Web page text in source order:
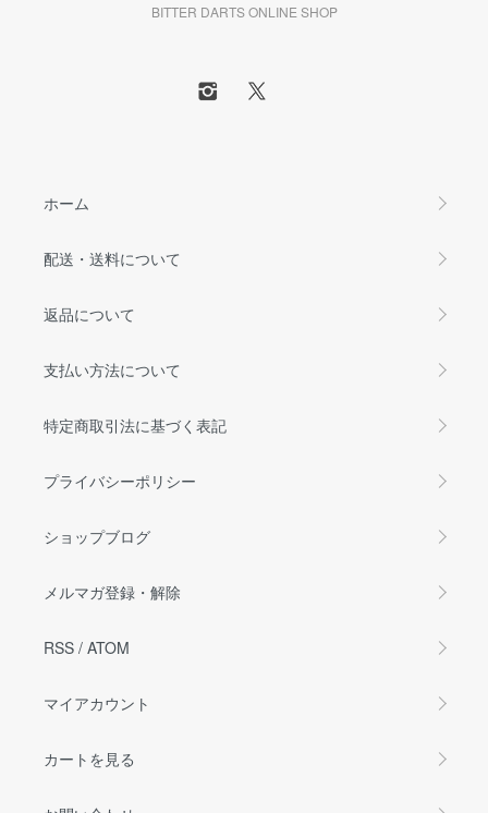
BITTER DARTS ONLINE SHOP
ホーム
配送・送料について
返品について
支払い方法について
特定商取引法に基づく表記
プライバシーポリシー
ショップブログ
メルマガ登録・解除
RSS / ATOM
マイアカウント
カートを見る